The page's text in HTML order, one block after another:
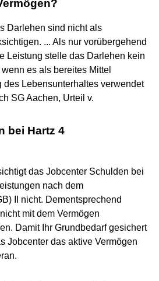
Darlehen sind nicht als
... Als nur vorübergehend
Leistung stelle das Darlehen kein
es als bereites Mittel
des Lebensunterhaltes verwendet
SG Aachen, Urteil v.
bei Hartz 4
das Jobcenter Schulden bei
nach dem
II nicht. Dementsprechend
mit dem Vermögen
Damit Ihr Grundbedarf gesichert
Jobcenter das aktive Vermögen